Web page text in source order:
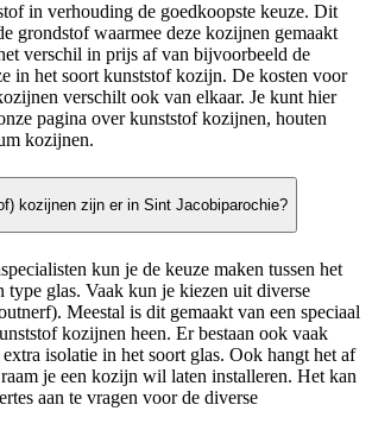
in verhouding de goedkoopste keuze. Dit
grondstof waarmee deze kozijnen gemaakt
verschil in prijs af van bijvoorbeeld de
in het soort kunststof kozijn. De kosten voor
verschilt ook van elkaar. Je kunt hier
pagina over kunststof kozijnen, houten
kozijnen.
kozijnen zijn er in Sint Jacobiparochie?
kun je de keuze maken tussen het
type glas. Vaak kun je kiezen uit diverse
Meestal is dit gemaakt van een speciaal
kozijnen heen. Er bestaan ook vaak
isolatie in het soort glas. Ook hangt het af
je een kozijn wil laten installeren. Het kan
aan te vragen voor de diverse